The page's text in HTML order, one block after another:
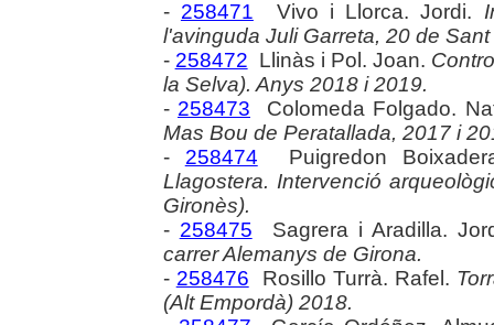
- 258471 Vivo i Llorca. Jordi.
l'avinguda Juli Garreta, 20 de
- 258472 Llinàs i Pol. Joan.
la Selva). Anys 2018 i 2019.
- 258473 Colomeda Folgado.
Mas Bou de Peratallada, 2017 i
- 258474 Puigredon
Llagostera. Intervenció
Gironès).
- 258475 Sagrera i Aradilla.
carrer Alemanys de Girona.
- 258476 Rosillo Turrà. Rafel.
(Alt Empordà) 2018.